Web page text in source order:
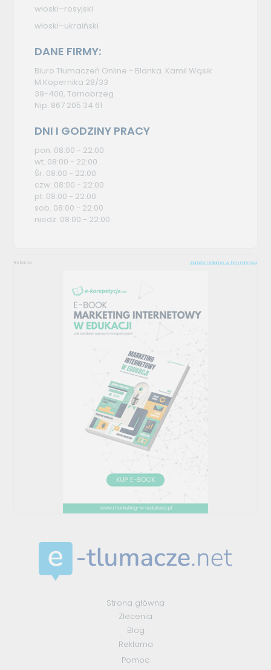
włoski–rosyjski
włoski–ukraiński
DANE FIRMY:
Biuro Tłumaczeń Online - Blanka. Kamil Wąsik
M.Kopernika 28/33
39-400, Tarnobrzeg
Nip: 867 205 34 61
DNI I GODZINY PRACY
pon. 08:00 - 22:00
wt. 08:00 - 22:00
Śr. 08:00 - 22:00
czw. 08:00 - 22:00
pt. 08:00 - 22:00
sob. 08:00 - 22:00
niedz. 08:00 - 22:00
Reklama Zamów reklamę w tym miejscu
Strona główna
Zlecenia
Blog
Reklama
Pomoc